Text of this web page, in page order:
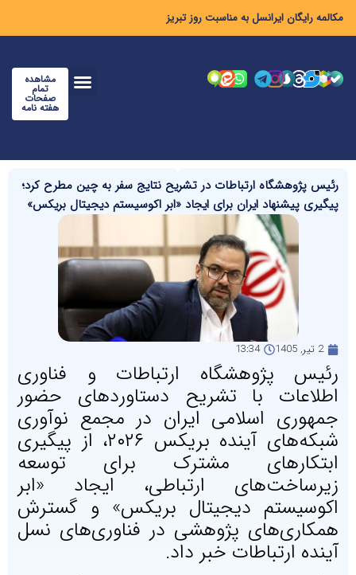
مکالمه رایگان ایرانسل به مناسبت روز تبریز
مشاهده
تمام
صفحات
هفته نامه
رئیس پژوهشگاه ارتباطات در تشریح نتایج سفر به چین مطرح کرد؛
پیگیری پیشنهاد ایران برای ایجاد «ابر اکوسیستم دیجیتال بریکس»
2 تیر, 1405 13:34
رئیس پژوهشگاه ارتباطات و فناوری
اطلاعات با تشریح دستاوردهای حضور
جمهوری اسلامی ایران در مجمع نوآوری
شبکه‌های آینده بریکس ۲۰۲۶، از پیگیری
ابتکارهای مشترک برای توسعه
زیرساخت‌های ارتباطی، ایجاد «ابر
اکوسیستم دیجیتال بریکس» و گسترش
همکاری‌های پژوهشی در فناوری‌های نسل
آینده ارتباطات خبر داد.